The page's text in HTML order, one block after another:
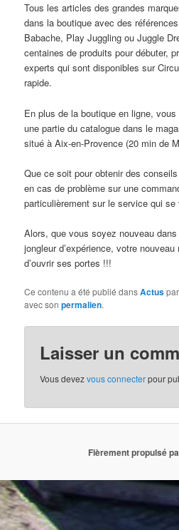
Tous les articles des grandes
dans la boutique avec des
Babache, Play Juggling ou Juggle
centaines de produits pour débuter,
experts qui sont disponibles sur
rapide.
En plus de la boutique en ligne,
une partie du catalogue dans le
situé à Aix-en-Provence (20 min de
Que ce soit pour obtenir des
en cas de problème sur une
particulièrement sur le service qui
Alors, que vous soyez nouveau
jongleur d’expérience, votre
d’ouvrir ses portes !!!
Ce contenu a été publié dansActus
avec sonpermalien.
Laisser un
Vous devezvous connecterpour
Fièrement propulsé